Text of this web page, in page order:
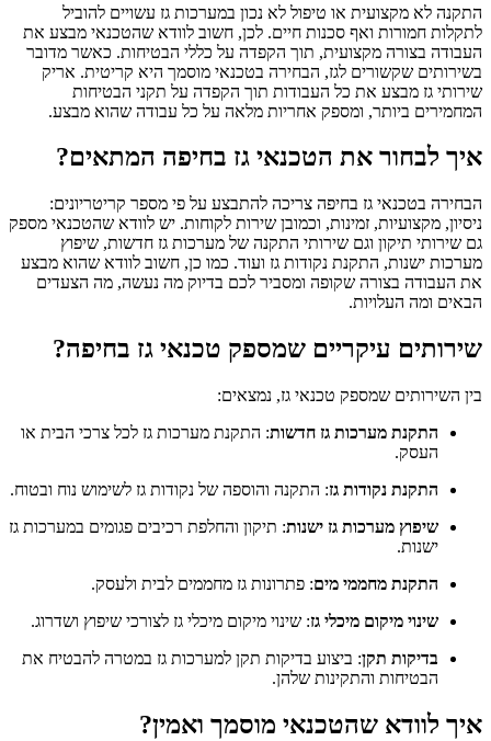
התקנה לא מקצועית או טיפול לא נכון במערכות גז עשויים להוביל
לתקלות חמורות ואף סכנות חיים. לכן, חשוב לוודא שהטכנאי מבצע את
העבודה בצורה מקצועית, תוך הקפדה על כללי הבטיחות. כאשר מדובר
בשירותים שקשורים לגז, הבחירה בטכנאי מוסמך היא קריטית. אריק
שירותי גז מבצע את כל העבודות תוך הקפדה על תקני הבטיחות
המחמירים ביותר, ומספק אחריות מלאה על כל עבודה שהוא מבצע.
איך לבחור את הטכנאי גז בחיפה המתאים?
הבחירה בטכנאי גז בחיפה צריכה להתבצע על פי מספר קריטריונים:
ניסיון, מקצועיות, זמינות, וכמובן שירות לקוחות. יש לוודא שהטכנאי מספק
גם שירותי תיקון וגם שירותי התקנה של מערכות גז חדשות, שיפוץ
מערכות ישנות, התקנת נקודות גז ועוד. כמו כן, חשוב לוודא שהוא מבצע
את העבודה בצורה שקופה ומסביר לכם בדיוק מה נעשה, מה הצעדים
הבאים ומה העלויות.
שירותים עיקריים שמספק טכנאי גז בחיפה?
בין השירותים שמספק טכנאי גז, נמצאים:
התקנת מערכות גז חדשות: התקנת מערכות גז לכל צרכי הבית או
העסק.
התקנת נקודות גז: התקנה והוספה של נקודות גז לשימוש נוח ובטוח.
שיפוץ מערכות גז ישנות: תיקון והחלפת רכיבים פגומים במערכות גז
ישנות.
התקנת מחממי מים: פתרונות גז מחממים לבית ולעסק.
שינוי מיקום מיכלי גז: שינוי מיקום מיכלי גז לצורכי שיפוץ ושדרוג.
בדיקות תקן: ביצוע בדיקות תקן למערכות גז במטרה להבטיח את
הבטיחות והתקינות שלהן.
איך לוודא שהטכנאי מוסמך ואמין?